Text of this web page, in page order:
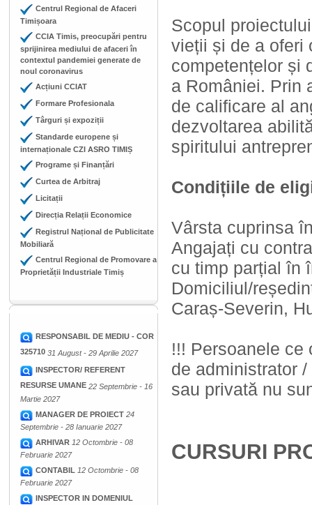
Centrul Regional de Afaceri
Timișoara
CCIA Timis, preocupări pentru
sprijinirea mediului de afaceri în
contextul pandemiei generate de
noul coronavirus
Acțiuni CCIAT
Formare Profesionala
Târguri și expoziții
Standarde europene și
internaționale CZI ASRO TIMIȘ
Programe și Finanțări
Curtea de Arbitraj
Licitații
Direcția Relații Economice
Registrul Național de Publicitate
Mobiliară
Centrul Regional de Promovare a
Proprietății Industriale Timiș
RESPONSABIL DE MEDIU - COR
325710 31 August - 29 Aprilie 2027
INSPECTOR/ REFERENT
RESURSE UMANE 22 Septembrie - 16
Martie 2027
MANAGER DE PROIECT 24
Septembrie - 28 Ianuarie 2027
ARHIVAR 12 Octombrie - 08
Februarie 2027
CONTABIL 12 Octombrie - 08
Februarie 2027
INSPECTOR IN DOMENIUL
Scopul
vieții și de a oferi
competențelor și
a României. Prin
de calificare al
dezvoltarea
spiritului
Condițiile de
Vârsta cuprinsa
Angajați cu
cu timp parțial în
Domiciliul/
Caraș-Severin,
!!! Persoanele ce
de administrator
sau privată nu
CURSURI